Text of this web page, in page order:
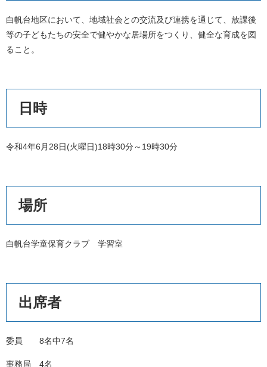
白帆台地区において、地域社会との交流及び連携を通じて、放課後
等の子どもたちの安全で健やかな居場所をつくり、健全な育成を図
ること。
日時
令和4年6月28日(火曜日)18時30分～19時30分
場所
白帆台学童保育クラブ 学習室
出席者
委員 8名中7名
事務局 4名